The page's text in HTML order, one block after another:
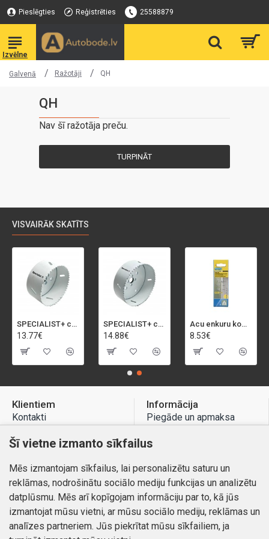
Pieslēgties Reģistrēties 25588879
Galvenā Ražotāji QH
QH
Nav šī ražotāja preču.
TURPINĀT
VISVAIRĀK SKATĪTS
SPECIALIST+ caurumu zāģis BI-METAL, 92 mm
13.77€
SPECIALIST+ caurumu zāģis BI-METAL, 98 mm
14.88€
Acu enkuru komplekts, 3-13 mm, Rapid, 12 gab.
8.53€
Klientiem
Kontakti
Preču atgriešana
Mans profils
Pasūtījumi
Informācija
Piegāde un apmaksa
Atteikuma tiesības
Kontakti
Šī vietne izmanto sīkfailus
Mēs izmantojam sīkfailus, lai personalizētu saturu un
reklāmas, nodrošinātu sociālo mediju funkcijas un analizētu
datplūsmu. Mēs arī kopīgojam informāciju par to, kā jūs
izmantojat mūsu vietni, ar mūsu sociālo mediju, reklāmas un
analīzes partneriem. Jūs piekrītat mūsu sīkfailiem, ja